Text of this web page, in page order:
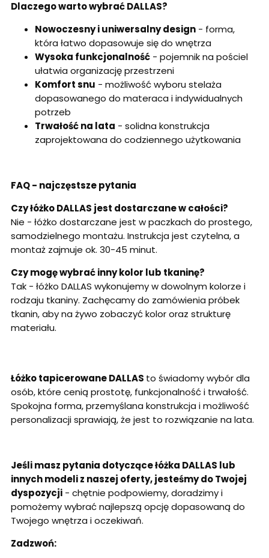
Dlaczego warto wybrać DALLAS?
Nowoczesny i uniwersalny design - forma,
która łatwo dopasowuje się do wnętrza
Wysoka funkcjonalność - pojemnik na pościel
ułatwia organizację przestrzeni
Komfort snu - możliwość wyboru stelaża
dopasowanego do materaca i indywidualnych
potrzeb
Trwałość na lata - solidna konstrukcja
zaprojektowana do codziennego użytkowania
FAQ - najczęstsze pytania
Czy łóżko DALLAS jest dostarczane w całości?
Nie - łóżko dostarczane jest w paczkach do prostego,
samodzielnego montażu. Instrukcja jest czytelna, a
montaż zajmuje ok. 30-45 minut.
Czy mogę wybrać inny kolor lub tkaninę?
Tak - łóżko DALLAS wykonujemy w dowolnym kolorze i
rodzaju tkaniny. Zachęcamy do zamówienia próbek
tkanin, aby na żywo zobaczyć kolor oraz strukturę
materiału.
Łóżko tapicerowane DALLAS to świadomy wybór dla
osób, które cenią prostotę, funkcjonalność i trwałość.
Spokojna forma, przemyślana konstrukcja i możliwość
personalizacji sprawiają, że jest to rozwiązanie na lata.
Jeśli masz pytania dotyczące łóżka DALLAS lub
innych modeli z naszej oferty, jesteśmy do Twojej
dyspozycji - chętnie podpowiemy, doradzimy i
pomożemy wybrać najlepszą opcję dopasowaną do
Twojego wnętrza i oczekiwań.
Zadzwoń: